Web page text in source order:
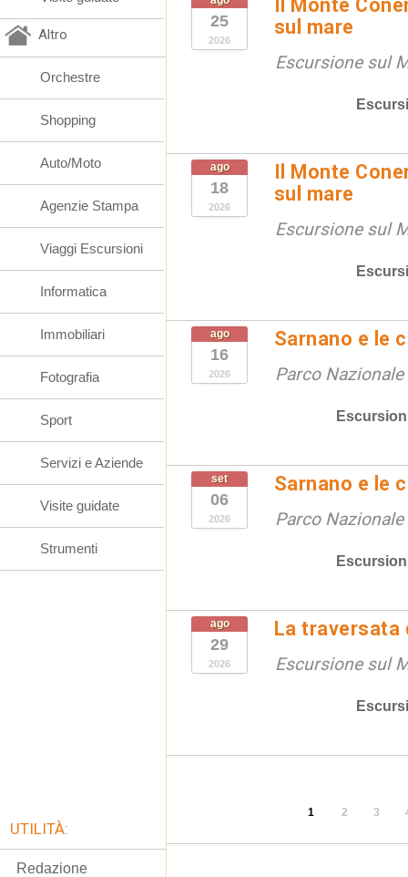
25
2026
Il Monte
sul mare
Escursione sul
ago
18
2026
Il Monte
sul mare
Escursione sul
ago
16
2026
Sarnano e le
Parco
set
06
2026
Sarnano e le
Parco
ago
29
2026
La traversata
Escursione sul
1 2 3
Altro
Orchestre
Shopping
Auto/Moto
Agenzie Stampa
Viaggi Escursioni
Informatica
Immobiliari
Fotografia
Sport
Servizi e Aziende
Visite guidate
Strumenti
UTILITÀ:
Redazione